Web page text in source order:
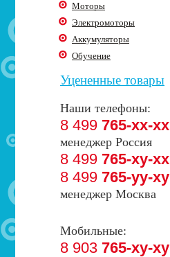
Моторы
Электромоторы
Аккумуляторы
Обучение
Уцененные товары
Наши телефоны:
8 499 765-xx-xx
менеджер Россия
8 499 765-xy-xx
8 499 765-yy-xy
менеджер Москва
Мобильные:
8 903 765-xy-xy